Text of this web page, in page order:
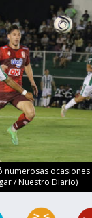
numerosas
/ Nuestro Diario)